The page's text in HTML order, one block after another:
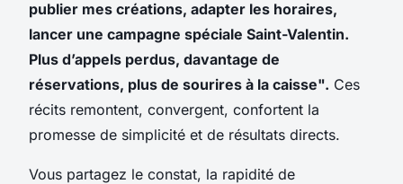
publier mes créations, adapter les horaires,
lancer une campagne spéciale Saint-Valentin.
Plus d’appels perdus, davantage de
réservations, plus de sourires à la caisse". Ces
récits remontent, convergent, confortent la
promesse de simplicité et de résultats directs.
Vous partagez le constat, la rapidité de